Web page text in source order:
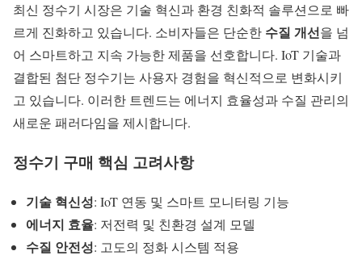
최신 정수기 시장은 기술 혁신과 환경 친화적 솔루션으로 빠
르게 진화하고 있습니다. 소비자들은 단순한 수질 개선을 넘
어 스마트하고 지속 가능한 제품을 선호합니다. IoT 기술과
결합된 첨단 정수기는 사용자 경험을 혁신적으로 변화시키
고 있습니다. 이러한 트렌드는 에너지 효율성과 수질 관리의
새로운 패러다임을 제시합니다.
정수기 구매 핵심 고려사항
기술 혁신성: IoT 연동 및 스마트 모니터링 기능
에너지 효율: 저전력 및 친환경 설계 모델
수질 안전성: 고도의 정화 시스템 적용